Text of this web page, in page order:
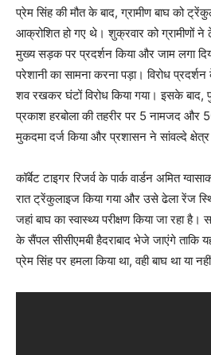
प्रेम सिंह की मौत के बाद, ग्रामीण बाघ को
आक्रोशित हो गए थे। शुक्रवार को ग्रामीणों ने
मुख्य सड़क पर प्रदर्शन किया और जाम लगा
परेशानी का सामना करना पड़ा। विरोध प्रदर्शन
शव रखकर घंटों विरोध किया गया। इसके बाद,
प्रकाश हरबोला की तहरीर पर 5 नामजद और
मुकदमा दर्ज किया और प्रशासन ने सांवल्दे
कॉर्बेट टाइगर रिजर्व के पार्क वार्डन अमित
रात ट्रेंकुलाइज किया गया और उसे ढेला रेंज
जहां बाघ का स्वास्थ्य परीक्षण किया जा रहा
के सैंपल सीसीएमबी हैदराबाद भेजे जाएंगे ताकि
प्रेम सिंह पर हमला किया था, वही बाघ था या